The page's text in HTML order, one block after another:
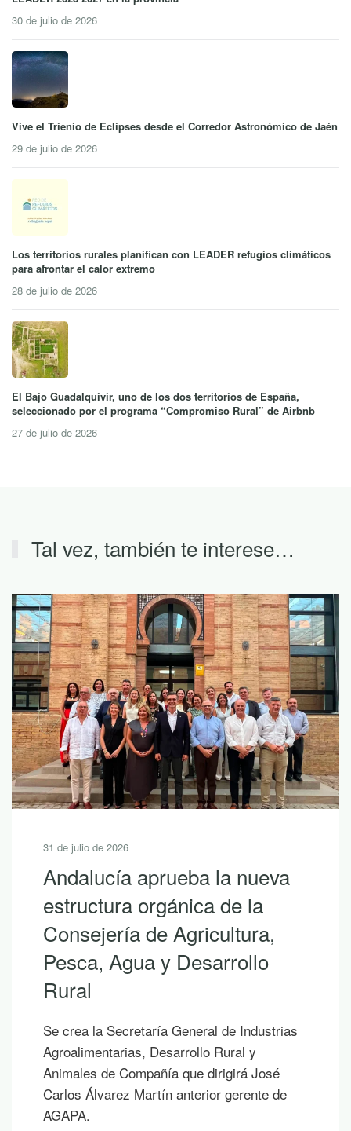
30 de julio de 2026
Vive el Trienio de Eclipses desde el Corredor Astronómico de Jaén
29 de julio de 2026
Los territorios rurales planifican con LEADER refugios climáticos
para afrontar el calor extremo
28 de julio de 2026
El Bajo Guadalquivir, uno de los dos territorios de España,
seleccionado por el programa “Compromiso Rural” de Airbnb
27 de julio de 2026
Tal vez, también te interese…
31 de julio de 2026
Andalucía aprueba la nueva
estructura orgánica de la
Consejería de Agricultura,
Pesca, Agua y Desarrollo
Rural
Se crea la Secretaría General de Industrias
Agroalimentarias, Desarrollo Rural y
Animales de Compañía que dirigirá José
Carlos Álvarez Martín anterior gerente de
AGAPA.